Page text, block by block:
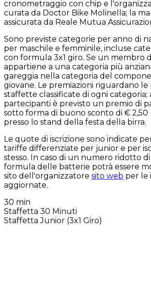
cronometraggio con chip e
curata da Doctor Bike Molinella; la
assicurata da Reale Mutua
Sono previste categorie per anno di
per maschile e femminile, incluse
con formula 3x1 giro. Se un membro
appartiene a una categoria più
gareggia nella categoria del
giovane. Le premiazioni riguardano
staffette classificate di ogni categoria;
partecipanti è previsto un premio di
sotto forma di buono sconto di € 2,50
presso lo stand della festa della birra.
Le quote di iscrizione sono indicate
tariffe differenziate per junior e per
stesso. In caso di un numero ridotto
formula delle batterie potrà essere
sito dell'organizzatore sito web per le
aggiornate.
30 min
Staffetta 30 Minuti
Staffetta Junior (3x1 Giro)